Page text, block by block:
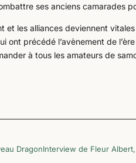
ses anciens camarades
et les alliances deviennent
ont précédé l’avènement de
à tous les amateurs de
DragonInterview de Fleur